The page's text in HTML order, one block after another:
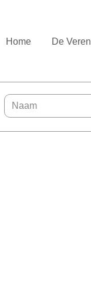
Home De